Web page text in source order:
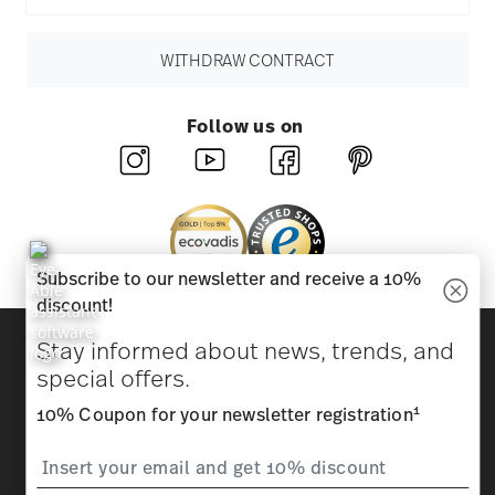
WITHDRAW CONTRACT
Follow us on
Beauty & functionality for your home
Homepage General terms and conditions
Privacy
Subscribe to our newsletter and receive a 10%
discount!
Stay informed about news, trends, and
special offers.
10% Coupon for your newsletter registration1